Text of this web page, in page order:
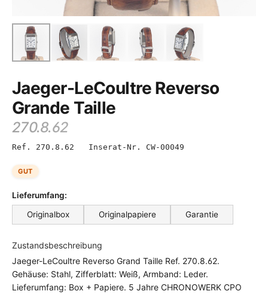
Jaeger-LeCoultre Reverso
Grande Taille
270.8.62
Ref. 270.8.62 Inserat-Nr. CW-00049
GUT
Lieferumfang:
Originalbox
Originalpapiere Garantie
Zustandsbeschreibung
Jaeger-LeCoultre Reverso Grand Taille Ref. 270.8.62.
Gehäuse: Stahl, Zifferblatt: Weiß, Armband: Leder.
Lieferumfang: Box + Papiere. 5 Jahre CHRONOWERK CPO